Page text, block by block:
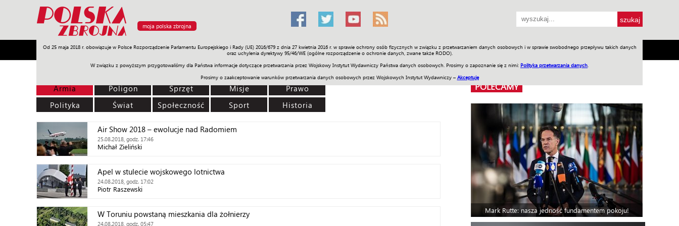
moja polska zbrojna
Od 25 maja 2018 r. obowiązuje w Polsce Rozporządzenie Parlamentu Europejskiego i Rady (UE) 2016/679 z dnia 27 kwietnia 2016 r. w sprawie ochrony osób fizycznych w związku z przetwarzaniem danych osobowych i w sprawie swobodnego przepływu takich danych
oraz uchylenia dyrektywy 95/46/WE (ogólne rozporządzenie o ochronie danych, zwane także RODO).
W związku z powyższym przygotowaliśmy dla Państwa informacje dotyczące przetwarzania przez Wojskowy Instytut Wydawniczy Państwa danych osobowych. Prosimy o zapoznanie się z nimi: Polityka przetwarzania danych
Prosimy o zaakceptowanie warunków przetwarzania danych osobowych przez Wojskowych Instytut Wydawniczy – Akceptuję
Armia Poligon Sprzęt Misje Polityka Prawo Świat Społeczność Sport Historia Galerie Wideo ENGLISH SKLEP Jednodniówki Praca w WIW
Armia Poligon Sprzęt Misje
Prawo
Polityka
Świat Społeczność Sport Historia
Air Show 2018 – ewolucje nad Radomiem
25.08.2018, godz. 17:46
Michał Zieliński
Apel w stulecie wojskowego lotnictwa
24.08.2018, godz. 17:02
Piotr Raszewski
W Toruniu powstaną mieszkania dla żołnierzy
24.08.2018, godz. 05:47
POLECAMY
Mark Rutte: nasza jedność fundamentem pokoju!